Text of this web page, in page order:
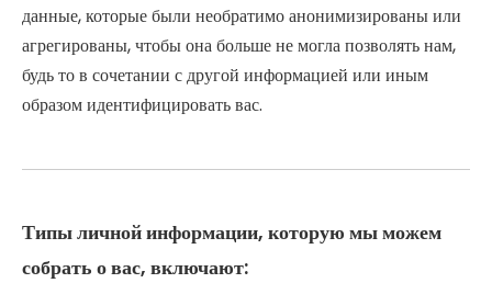
данные, которые были необратимо анонимизированы или
агрегированы, чтобы она больше не могла позволять нам,
будь то в сочетании с другой информацией или иным
образом идентифицировать вас.
Типы личной информации, которую мы можем
собрать о вас, включают: